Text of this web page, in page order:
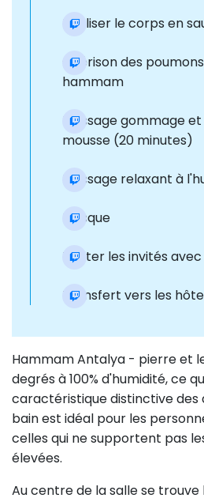
Réaliser le corps en
Guérison des
hammam
Massage gommage
mousse (20 minutes)
Massage relaxant à
Masque
Traiter les invités
Transfert vers les
Hammam Antalya - pierre et
degrés à 100% d'humidité, ce
caractéristique distinctive des
bain est idéal pour les
celles qui ne supportent pas
élevées.
Au centre de la salle se